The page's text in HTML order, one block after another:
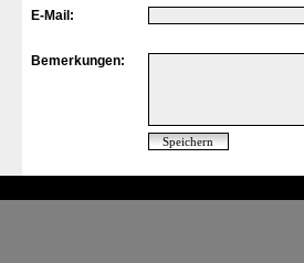
E-Mail:
Bemerkungen: